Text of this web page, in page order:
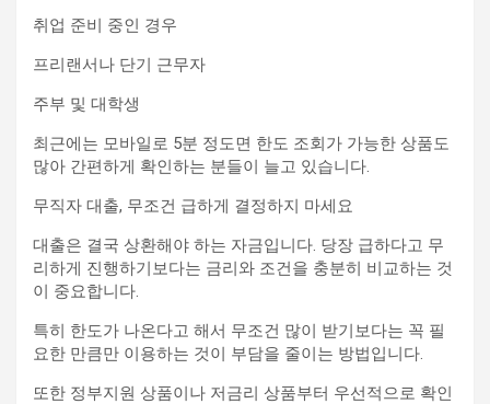
취업 준비 중인 경우
프리랜서나 단기 근무자
주부 및 대학생
최근에는 모바일로 5분 정도면 한도 조회가 가능한 상품도
많아 간편하게 확인하는 분들이 늘고 있습니다.
무직자 대출, 무조건 급하게 결정하지 마세요
대출은 결국 상환해야 하는 자금입니다. 당장 급하다고 무
리하게 진행하기보다는 금리와 조건을 충분히 비교하는 것
이 중요합니다.
특히 한도가 나온다고 해서 무조건 많이 받기보다는 꼭 필
요한 만큼만 이용하는 것이 부담을 줄이는 방법입니다.
또한 정부지원 상품이나 저금리 상품부터 우선적으로 확인